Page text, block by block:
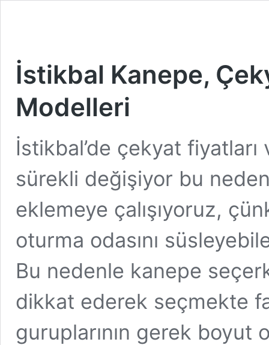
İstikbal Kanepe,
Modelleri
İstikbal’de çekyat
sürekli değişiyor bu
eklemeye çalışıyoruz,
oturma odasını
Bu nedenle kanepe
dikkat ederek seçmekte
guruplarının gerek boyut